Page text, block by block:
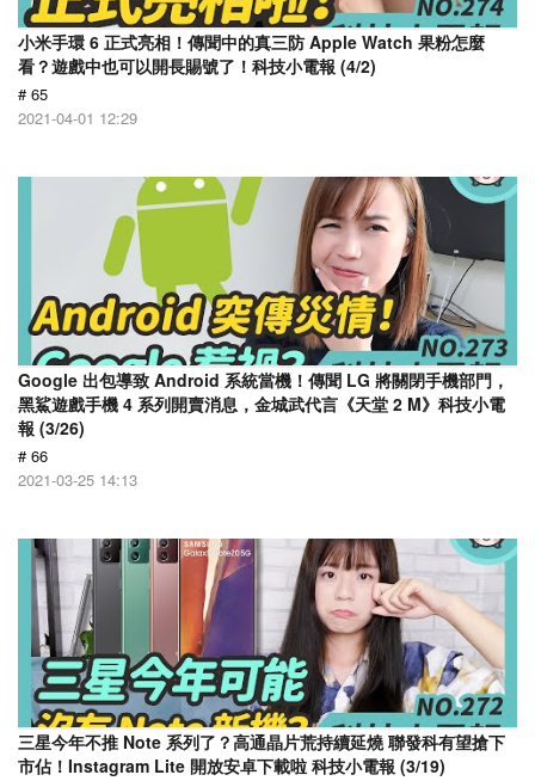
小米手環 6 正式亮相！傳聞中的真三防 Apple Watch 果粉怎麼
看？遊戲中也可以開長賜號了！科技小電報 (4/2)
# 65
2021-04-01 12:29
Google 出包導致 Android 系統當機！傳聞 LG 將關閉手機部門，
黑鯊遊戲手機 4 系列開賣消息，金城武代言《天堂 2 M》科技小電
報 (3/26)
# 66
2021-03-25 14:13
三星今年不推 Note 系列了？高通晶片荒持續延燒 聯發科有望搶下
市佔！Instagram Lite 開放安卓下載啦 科技小電報 (3/19)